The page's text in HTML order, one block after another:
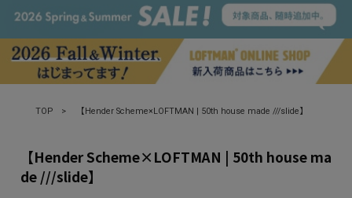
TOP > 【Hender Scheme×LOFTMAN | 50th house made ///slide】
【Hender Scheme×LOFTMAN | 50th house ma
de ///slide】